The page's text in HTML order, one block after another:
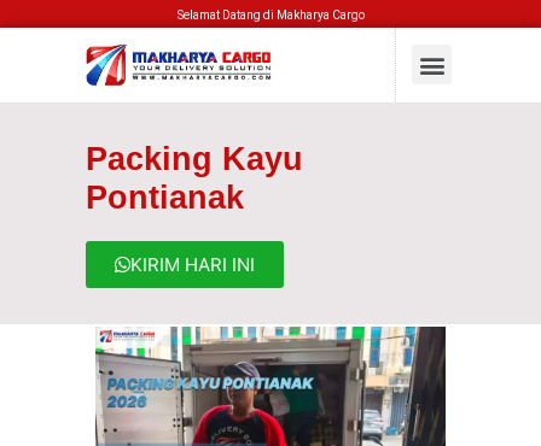
Selamat Datang di Makharya Cargo
Packing Kayu
Pontianak
KIRIM HARI INI